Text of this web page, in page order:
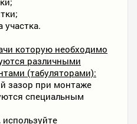
которую необходимо
различными
(табуляторами):
зазор при монтаже
специальным